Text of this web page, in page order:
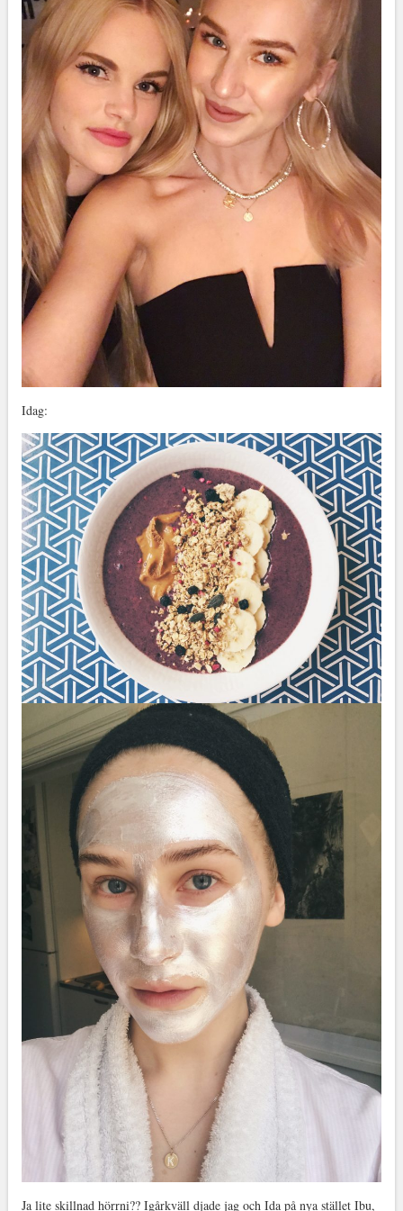
Idag:
Ja lite skillnad hörrni?? Igårkväll djade jag och Ida på nya stället Ibu,